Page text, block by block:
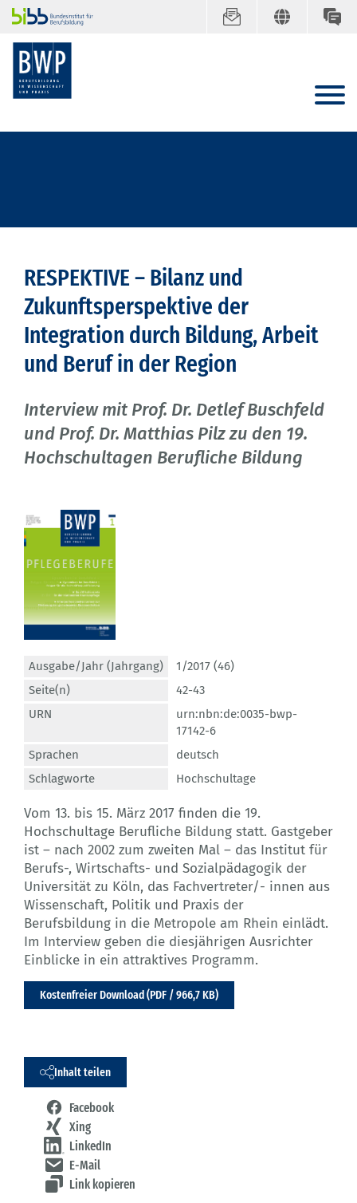
RESPEKTIVE – Bilanz und
Zukunftsperspektive der
Integration durch Bildung, Arbeit
und Beruf in der Region
Interview mit Prof. Dr. Detlef Buschfeld
und Prof. Dr. Matthias Pilz zu den 19.
Hochschultagen Berufliche Bildung
Ausgabe/Jahr (Jahrgang)
1/2017 (46)
Seite(n)
42-43
URN
urn:nbn:de:0035-bwp-
17142-6
Sprachen
deutsch
Schlagworte
Hochschultage
Vom 13. bis 15. März 2017 finden die 19.
Hochschultage Berufliche Bildung statt. Gastgeber
ist – nach 2002 zum zweiten Mal – das Institut für
Berufs-, Wirtschafts- und Sozialpädagogik der
Universität zu Köln, das Fachvertreter/- innen aus
Wissenschaft, Politik und Praxis der
Berufsbildung in die Metropole am Rhein einlädt.
Im Interview geben die diesjährigen Ausrichter
Einblicke in ein attraktives Programm.
Kostenfreier Download (PDF / 966,7 KB)
Inhalt teilen
Facebook
Xing
LinkedIn
E-Mail
Link kopieren